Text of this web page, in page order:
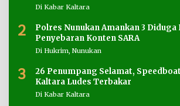
Di Kabar Kaltara
2
Polres Nunukan Amankan 3 Diduga
Penyebaran Konten SARA
Di Hukrim, Nunukan
3
26 Penumpang Selamat,
Kaltara Ludes Terbakar
Di Kabar Kaltara